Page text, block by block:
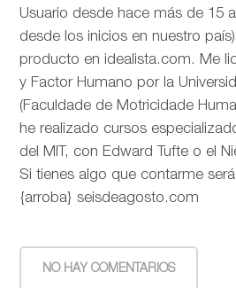
Usuario desde hace más de 15
desde los inicios en nuestro
producto en idealista.com. Me
y Factor Humano por la
(Faculdade de Motricidade
he realizado cursos
del MIT, con Edward Tufte o el
Si tienes algo que contarme
{arroba} seisdeagosto.com
NO HAY COMENTARIOS